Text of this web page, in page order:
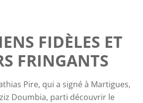
FIDÈLES ET
FRINGANTS
Pire, qui a signé à Martigues,
Doumbia, parti découvrir le